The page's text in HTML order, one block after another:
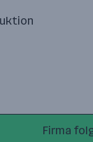
Firma